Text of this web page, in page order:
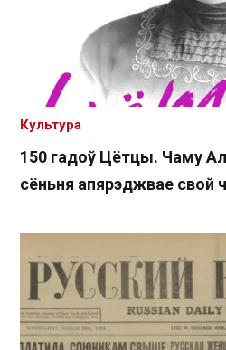
150 гадоў Цётцы. Чаму
сёньня апярэджвае свой
Культура